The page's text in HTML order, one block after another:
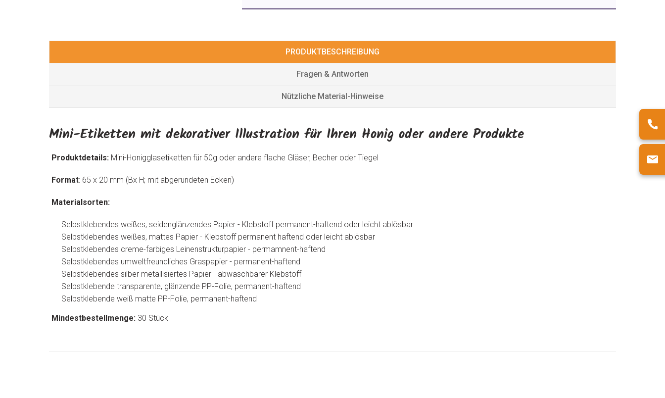
PRODUKTBESCHREIBUNG
Fragen & Antworten
Nützliche Material-Hinweise
Mini-Etiketten mit dekorativer Illustration für Ihren Honig oder andere Produkte
Produktdetails: Mini-Honigglasetiketten für 50g oder andere flache Gläser, Becher oder Tiegel
Format: 65 x 20 mm (Bx H; mit abgerundeten Ecken)
Materialsorten:
Selbstklebendes weißes, seidenglänzendes Papier - Klebstoff permanent-haftend oder leicht ablösbar
Selbstklebendes weißes, mattes Papier - Klebstoff permanent haftend oder leicht ablösbar
Selbstklebendes creme-farbiges Leinenstrukturpapier - permamnent-haftend
Selbstklebendes umweltfreundliches Graspapier - permanent-haftend
Selbstklebendes silber metallisiertes Papier - abwaschbarer Klebstoff
Selbstklebende transparente, glänzende PP-Folie, permanent-haftend
Selbstklebende weiß matte PP-Folie, permanent-haftend
Mindestbestellmenge: 30 Stück